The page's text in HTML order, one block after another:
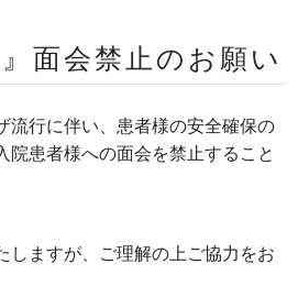
』面会禁止のお願い
流行に伴い、患者様の安全確保の
院患者様への面会を禁止すること
しますが、ご理解の上ご協力をお